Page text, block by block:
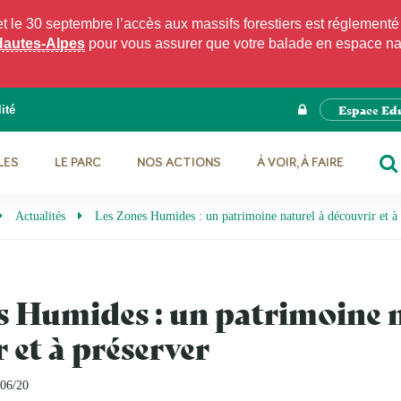
30 septembre l’accès aux massifs forestiers est
Alpes pour vous assurer que votre balade en espace
Espace
LE PARC NOS ACTIONS
À VOIR, À FAIRE
Actualités Les Zones Humides : un patrimoine naturel à découvrir et à
Humides : un patrimoine
à préserver
20